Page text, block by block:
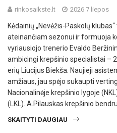
rinkosaikste.lt 2026 7 liepos
Kėdainių „Nevėžis-Paskolų
ateinančiam sezonui ir formuoja
vyriausiojo trenerio Evaldo
ambicingi krepšinio specialistai –
erių Liucijus Biekša. Naujieji
amžiaus, jau spėjo sukaupti
Nacionalinėje krepšinio lygoje
(LKL). A.Pilauskas krepšinio
SKAITYTI DAUGIAU